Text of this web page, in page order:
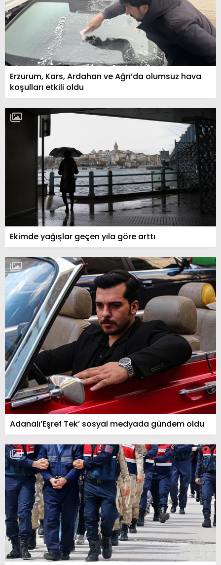
Erzurum, Kars, Ardahan ve Ağrı’da olumsuz hava
koşulları etkili oldu
Ekimde yağışlar geçen yıla göre arttı
Adanalı’Eşref Tek’ sosyal medyada gündem oldu